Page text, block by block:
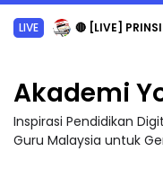
LIVE 🔴 [LIVE] PRINSIP PERAKAUNAN,
Akademi
Inspirasi Pendidikan
Guru Malaysia untuk